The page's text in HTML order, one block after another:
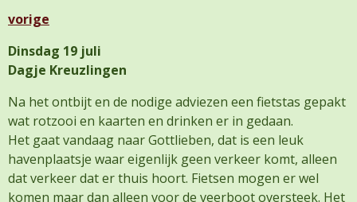
vorige
Dinsdag 19 juli
Dagje Kreuzlingen
Na het ontbijt en de nodige adviezen een fietstas gepakt
wat rotzooi en kaarten en drinken er in gedaan.
Het gaat vandaag naar Gottlieben, dat is een leuk
havenplaatsje waar eigenlijk geen verkeer komt, alleen
dat verkeer dat er thuis hoort. Fietsen mogen er wel
komen maar dan alleen voor de veerboot oversteek. Het